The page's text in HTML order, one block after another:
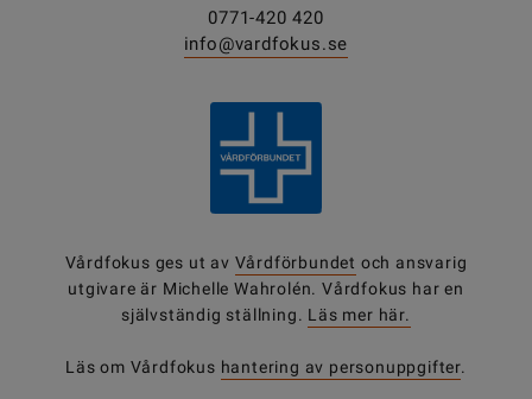
0771-420 420
info@vardfokus.se
Vårdfokus ges ut av Vårdförbundet och ansvarig
utgivare är Michelle Wahrolén. Vårdfokus har en
självständig ställning. Läs mer här.
Läs om Vårdfokus hantering av personuppgifter.